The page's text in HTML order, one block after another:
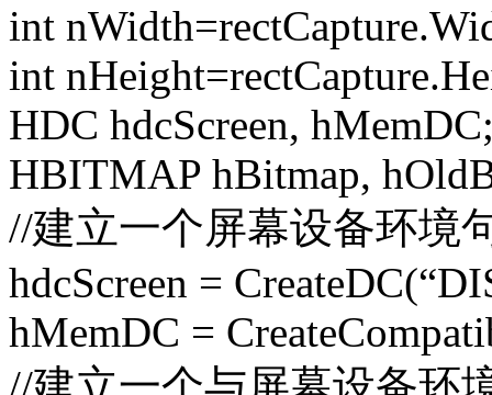
int
int
HDC hdcScreen,
HBITMAP hBitmap,
//建立一个屏幕设备环境
hdcScreen =
hMemDC =
//建立一个与屏幕设备环